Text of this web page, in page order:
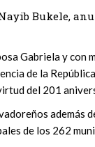
Bukele,
Gabriela y con
de la
del 201
además
de los 262